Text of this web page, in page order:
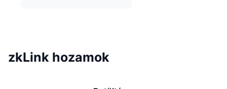
zkLink hozamok